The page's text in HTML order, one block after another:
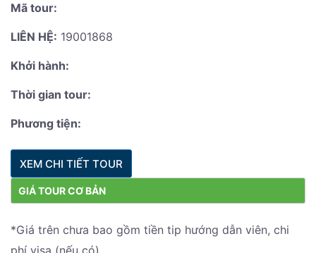
Mã tour:
LIÊN HỆ: 19001868
Khởi hành:
Thời gian tour:
Phương tiện:
XEM CHI TIẾT TOUR
GIÁ TOUR CƠ BẢN
*Giá trên chưa bao gồm tiền tip hướng dẫn viên, chi
phí visa (nếu có)